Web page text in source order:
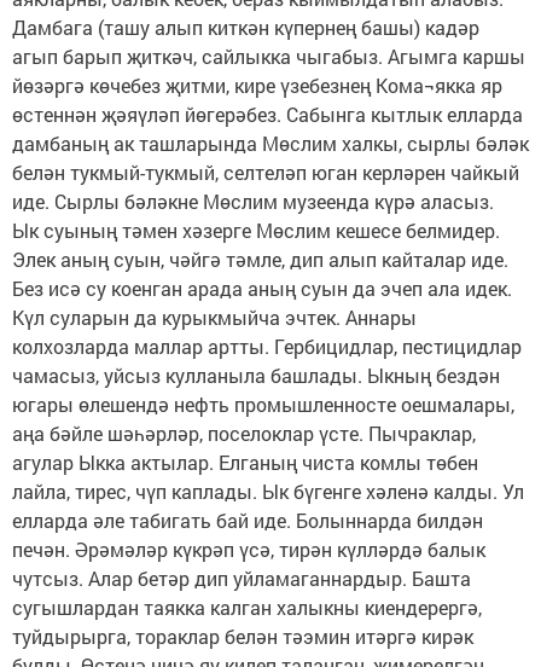
Дамбага (ташу алып киткән күпернең башы) кадәр
агып барып җиткәч, сайлыкка чыгабыз. Агымга каршы
йөзәргә көчебез җитми, кире үзебезнең Кома¬якка яр
өстеннән җәяүләп йөгерәбез. Сабынга кытлык елларда
дамбаның ак ташларында Мөслим халкы, сырлы бәләк
белән тукмый-тукмый, селтеләп юган керләрен чайкый
иде. Сырлы бәләкне Мөслим музеенда күрә аласыз.
Ык суының тәмен хәзерге Мөслим кешесе белмидер.
Элек аның суын, чәйгә тәмле, дип алып кайталар иде.
Без исә су коенган арада аның суын да эчеп ала идек.
Күл суларын да курыкмыйча эчтек. Аннары
колхозларда маллар артты. Гербицидлар, пестицидлар
чамасыз, уйсыз кулланыла башлады. Ыкның бездән
югары өлешендә нефть промышленносте оешмалары,
аңа бәйле шәһәрләр, поселоклар үсте. Пычраклар,
агулар Ыкка актылар. Елганың чиста комлы төбен
лайла, тирес, чүп каплады. Ык бүгенге хәленә калды. Ул
елларда әле табигать бай иде. Болыннарда билдән
печән. Әрәмәләр күкрәп үсә, тирән күлләрдә балык
чутсыз. Алар бетәр дип уйламаганнардыр. Башта
сугышлардан таякка калган халыкны киендерергә,
туйдырырга, тораклар белән тәэмин итәргә кирәк